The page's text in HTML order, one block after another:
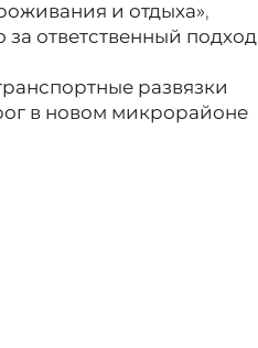
и отдыха»,
ответственный подход
развязки
в новом микрорайоне